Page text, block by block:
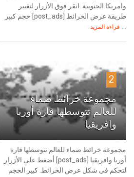
وامريكا الجنوبية .انقر فوق الأزرار لتغيير
طريقة عرض الخرائط [post_ads] حجم كبير
قراءة المزيد
2
مجموعة خرائط صماء
للعالم تتوسطها قارة أوربا
وافريقيا
مجموعة خرائط صماء للعالم تتوسطها قارة
أوربا وافريقيا [post_ads] أضغط على الأزرار
لتحكم فى شكل عرض الخرائط. كبير الحجم